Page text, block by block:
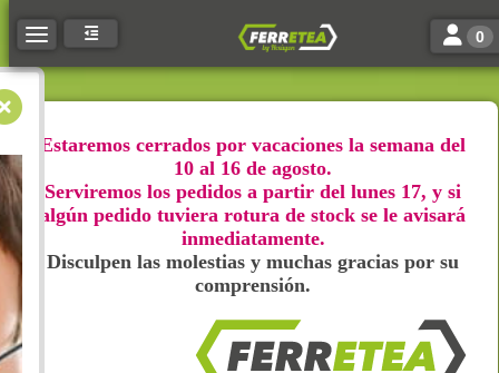
Toggle navigation Toggle
0
Estaremos cerrados por vacaciones la semana del
10 al 16 de agosto.
Serviremos los pedidos a partir del lunes 17, y si
algún pedido tuviera rotura de stock se le avisará
inmediatamente.
Disculpen las molestias y muchas gracias por su
comprensión.